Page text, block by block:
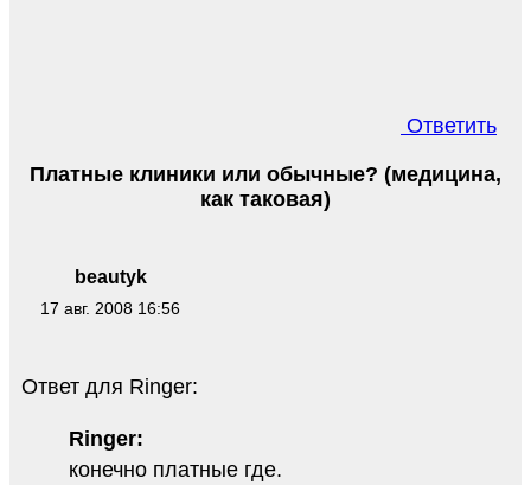
Ответить
beautyk
17 авг. 2008 16:56
Платные клиники или обычные? (медицина,
как таковая)
Ответ для Ringer:
Ringer:
конечно платные где.